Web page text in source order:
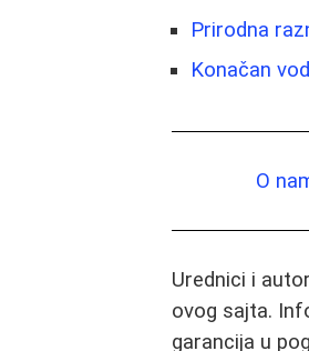
Prirodna
Konačan
O
Urednici i
ovog sajta.
garancija u